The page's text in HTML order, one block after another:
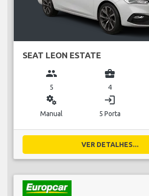
SEAT LEON ESTATE
group
5
business_center
4
miscellaneous_services
Manual
login
5 Porta
VER DETALHES...